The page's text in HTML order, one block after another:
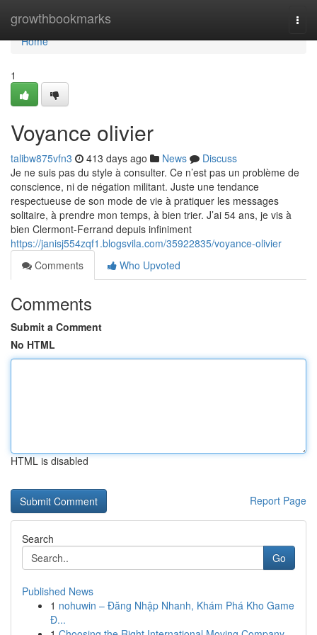
growthbookmarks
Home
Home
1
Voyance olivier
talibw875vfn3 413 days ago News
Discuss
Je ne suis pas du style à consulter. Ce n’est pas un problème de
conscience, ni de négation militant. Juste une tendance
respectueuse de son mode de vie à pratiquer les messages
solitaire, à prendre mon temps, à bien trier. J’ai 54 ans, je vis à
bien Clermont-Ferrand depuis infiniment
https://janisj554zqf1.blogsvila.com/35922835/voyance-olivier
Comments
Who Upvoted
Comments
Submit a Comment
No HTML
HTML is disabled
Report Page
Search
Go
Published News
1 nohuwin – Đăng Nhập Nhanh, Khám Phá Kho Game
Đ...